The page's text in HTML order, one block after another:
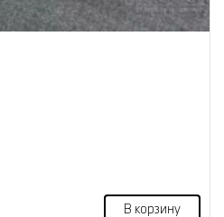
В корзину